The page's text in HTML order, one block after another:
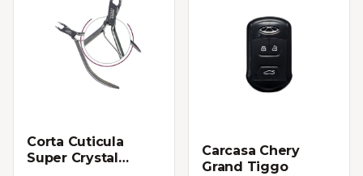
Corta Cuticula
Super Crystal
Carcasa Chery
Grand Tiggo